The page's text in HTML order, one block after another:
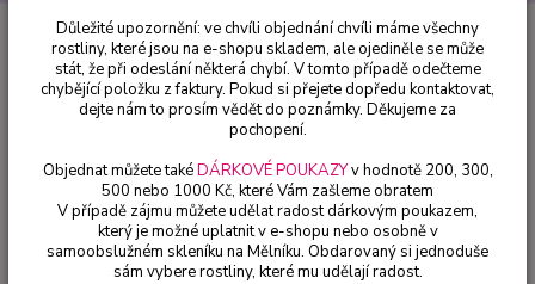
Pelargonie Pelargónie zonale-Mosaic Red-vzpřímený - 1 ks
Pelargónie zonale-Mosaic Red-
vzpřímený - 1 ks
Důležité upozornění: ve chvíli objednání chvíli máme všechny
rostliny, které jsou na e-shopu skladem, ale ojediněle se může
stát, že při odeslání některá chybí. V tomto případě odečteme
chybějící položku z faktury. Pokud si přejete dopředu kontaktovat,
dejte nám to prosím vědět do poznámky. Děkujeme za
pochopení.
Objednat můžete takéDÁRKOVÉ POUKAZYv hodnotě 200, 300,
500 nebo 1000 Kč, které Vám zašleme obratem
V případě zájmu můžete udělat radost dárkovým poukazem,
který je možné uplatnit v e-shopu nebo osobně v
samoobslužném skleníku na Mělníku. Obdarovaný si jednoduše
sám vybere rostliny, které mu udělají radost.